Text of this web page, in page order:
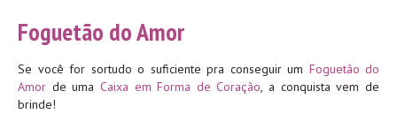
Foguetão do Amor
Se você for sortudo o suficiente pra conseguir um Foguetão do
Amor de uma Caixa em Forma de Coração, a conquista vem de
brinde!